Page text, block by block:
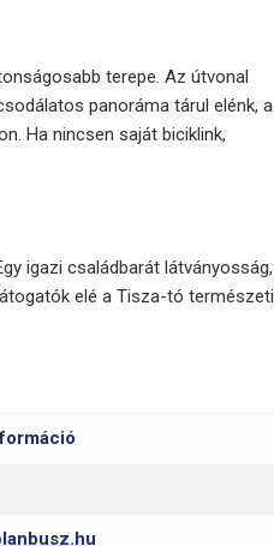
terepe. Az útvonal
panoráma tárul elénk, a
Ha nincsen saját biciklink,
igazi családbarát látványosság,
elé a Tisza-tó természeti